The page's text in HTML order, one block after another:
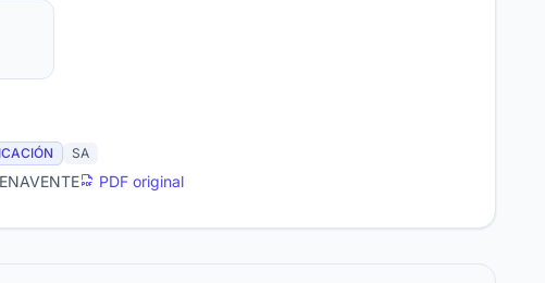
SA
PDF original